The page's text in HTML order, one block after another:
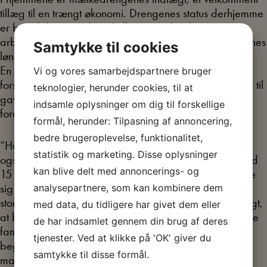
tillæg til en trængt økonomi. Drengenes status derhjemme
er betydelig i en tid med tilbagevendende
arbejdsløshedsperioder blandt voksne. Der er drengenes
løn en ekstra sikkerhed for de enkelte familier.
En mælkedreng fortæller, at da hans mor først havde
forsonet sig med, at han havde forladt tobaksfabrikken til
gavn for mælkedrengearbejdet, skaber det store
forandringer i hjemmet:
“Hun spurgte om ikke jeg kunde skaffe min Bror med
ogsaa og det lykkedes. Nu var vi to kom vi jo hjem med
15 Kr. tilsammen + Drikkepenge og min Far kunde tage
sig en extra Baier der var lige frem højvande…Mor fik
storhedsvanvid (og) købte en hat til far…” Det er tydeligt,
at børnenes indtægter spiller en betydelig rolle i mange
familiers økonomi. Derfor kan en lovstramning om
begrænsning af børnearbejde i sidste ende påvirke
mange familiers samlede indtægt – i den forkerte
Samtykke til cookies
Vi og vores samarbejdspartnere bruger
teknologier, herunder cookies, til at
indsamle oplysninger om dig til forskellige
formål, herunder: Tilpasning af annoncering,
bedre brugeroplevelse, funktionalitet,
statistik og marketing. Disse oplysninger
kan blive delt med annoncerings- og
analysepartnere, som kan kombinere dem
med data, du tidligere har givet dem eller
de har indsamlet gennem din brug af deres
tjenester. Ved at klikke på 'OK' giver du
samtykke til disse formål.